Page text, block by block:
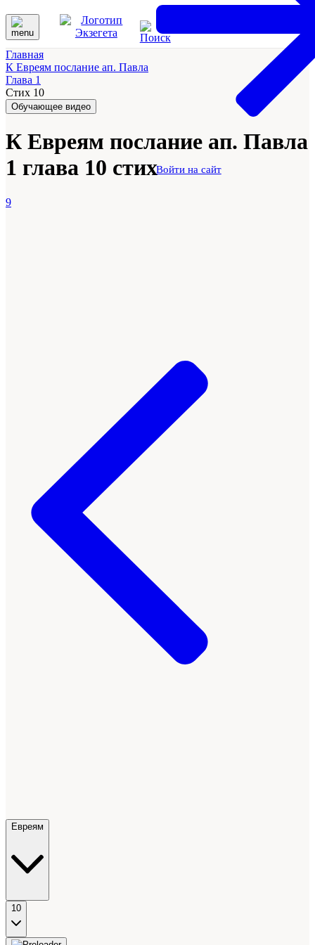
Войти на сайт
Главная
К Евреям послание ап. Павла
Глава 1
Стих 10
Обучающее видео
К Евреям послание ап. Павла
1 глава 10 стих
9
Евреям
10